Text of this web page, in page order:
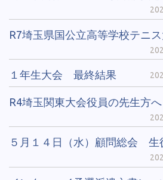
R7埼玉県国公立高等学校テニ
１年生大会 最終結果
R4埼玉関東大会役員の先生方へ
５月１４日（水）顧問総会 生